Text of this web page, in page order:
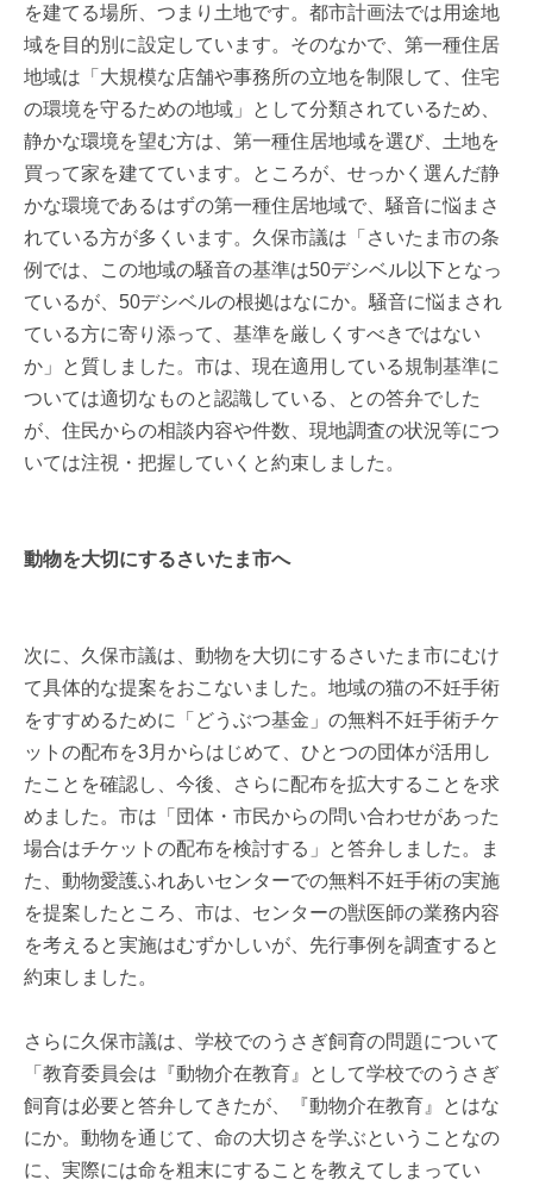
を建てる場所、つまり土地です。都市計画法では用途地
域を目的別に設定しています。そのなかで、第一種住居
地域は「大規模な店舗や事務所の立地を制限して、住宅
の環境を守るための地域」として分類されているため、
静かな環境を望む方は、第一種住居地域を選び、土地を
買って家を建てています。ところが、せっかく選んだ静
かな環境であるはずの第一種住居地域で、騒音に悩まさ
れている方が多くいます。久保市議は「さいたま市の条
例では、この地域の騒音の基準は50デシベル以下となっ
ているが、50デシベルの根拠はなにか。騒音に悩まされ
ている方に寄り添って、基準を厳しくすべきではない
か」と質しました。市は、現在適用している規制基準に
ついては適切なものと認識している、との答弁でした
が、住民からの相談内容や件数、現地調査の状況等につ
いては注視・把握していくと約束しました。
動物を大切にするさいたま市へ
次に、久保市議は、動物を大切にするさいたま市にむけ
て具体的な提案をおこないました。地域の猫の不妊手術
をすすめるために「どうぶつ基金」の無料不妊手術チケ
ットの配布を3月からはじめて、ひとつの団体が活用し
たことを確認し、今後、さらに配布を拡大することを求
めました。市は「団体・市民からの問い合わせがあった
場合はチケットの配布を検討する」と答弁しました。ま
た、動物愛護ふれあいセンターでの無料不妊手術の実施
を提案したところ、市は、センターの獣医師の業務内容
を考えると実施はむずかしいが、先行事例を調査すると
約束しました。
さらに久保市議は、学校でのうさぎ飼育の問題について
「教育委員会は『動物介在教育』として学校でのうさぎ
飼育は必要と答弁してきたが、『動物介在教育』とはな
にか。動物を通じて、命の大切さを学ぶということなの
に、実際には命を粗末にすることを教えてしまってい